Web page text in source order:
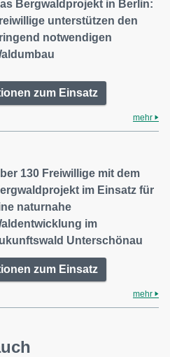
Bergwaldprojekt in Berlin:
unterstützen den
notwendigen
zum Einsatz
mehr
130 Freiwillige mit dem
im Einsatz für
naturnahe
im
Unterschönau
zum Einsatz
mehr